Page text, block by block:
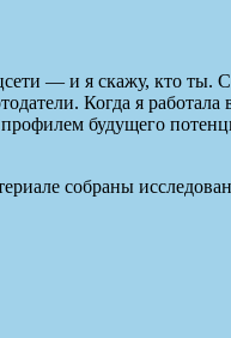
— и я скажу, кто ты.
Когда я работала
будущего
собраны